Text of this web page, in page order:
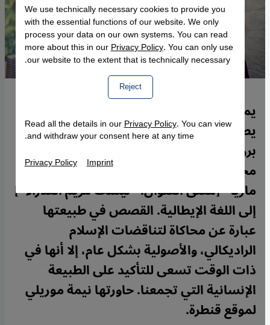
يمتاز أسلوب الكتابة عند فيبي إنديراني -التي
يصفها البعض بالكاتبة المسلمة النسوية-
بروح الجرأة والبهجة في آن. تمّت ترجمة
مجموعتها القصصية القصيرة "بوكان پيراوان
ماريا" [معنى العنوان: "ليست مريم العذراء"]
إلى اللغة الإيطالية. القصص في طبيعتها
عبارة عن محاكاة لتناقضات الإسلام
الراديكالي، والأصولية بشكل عام، إلا أنها في
ذات الوقت تسعى للتأكيد على الطبيعة
الإنسانية التي تجمعنا. حاورتها نيمة موريلي
لموقع قنطرة.
We use technically necessary cookies to provide you
with the essential functions of our website. We only
process your data on our own systems. You can read
more about this in ourPrivacy Policy. You can only use
our website to the extent that is technically necessary.
Reject
Read all the details in ourPrivacy Policy. You can view
and withdraw your consent here at any time.
Privacy Policy Imprint